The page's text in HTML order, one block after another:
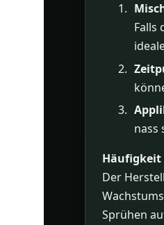
Falls
nass
Häufigkeit
Der
Sprühen